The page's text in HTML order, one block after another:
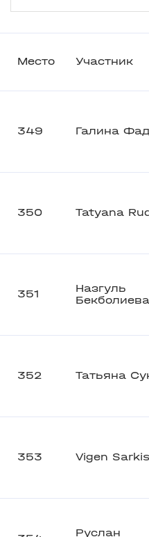
Место Участник
349 Галина
350 Tatyana
351
Назгуль
Бекболиева
352 Татьяна
353 Vigen
Руслан